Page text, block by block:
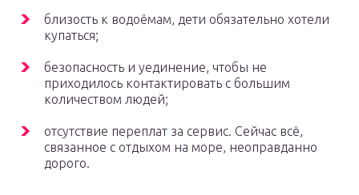
близость к водоёмам, дети обязательно хотели
купаться;
безопасность и уединение, чтобы не
приходилось контактировать с большим
количеством людей;
отсутствие переплат за сервис. Сейчас всё,
связанное с отдыхом на море, неоправданно
дорого.